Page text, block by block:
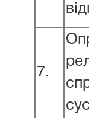
7.